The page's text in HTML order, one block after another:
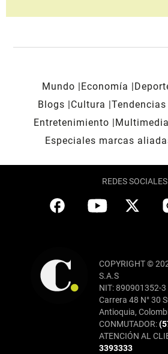
Mundo Economía
Blogs
Cultura Tendencias
Entretenimiento
Multimedia
Especiales marcas
REDES SOCIALES
COPYRIGHT ©
S.A.S
NIT: 890901352-3
Carrera 48 N° 30
Antioquia,
CONMUTADOR:
ATENCIÓN AL
3393333